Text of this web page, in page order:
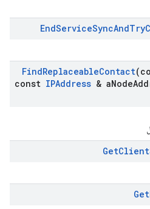
EndServiceSyncAndTry
FindReplaceableContact
constIPAddress & aNode
Get